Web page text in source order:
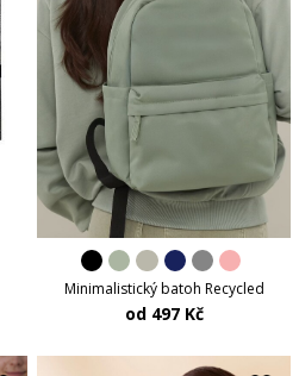
Minimalistický batoh Recycled
od 497 Kč